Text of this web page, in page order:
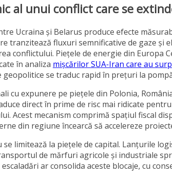
al unui conflict care se
Ucraina și Belarus produce efecte
tranzitează fluxuri semnificative de gaze și
conflictului. Piețele de energie din
în analiza mișcărilor SUA-Iran care au
se traduc rapid în prețuri la
cu expunere pe piețele din Polonia,
direct în prime de risc mai ridicate
Acest mecanism comprimă spațiul fiscal
din regiune încearcă să accelereze
se limitează la piețele de capital. Lanțurile
de mărfuri agricole și industriale
ar consolida aceste blocaje, cu